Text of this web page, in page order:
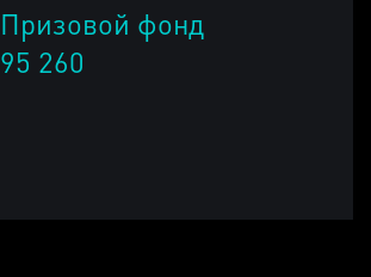
Призовой фонд
95 260